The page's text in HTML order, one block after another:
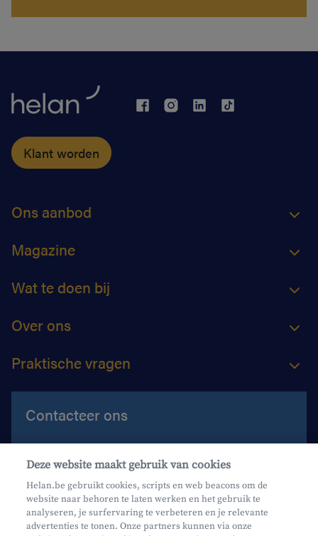
Klant worden
Ons aanbod
Magazine
Wat te doen bij
Over ons
Praktische vragen
Contacteer ons
Contacteer ons
Maak een afspraak
Waar vind je ons?
Deze website maakt gebruik van cookies
Helan.be gebruikt cookies, scripts en web beacons om de
website naar behoren te laten werken en het gebruik te
analyseren, je surfervaring te verbeteren en je relevante
advertenties te tonen. Onze partners kunnen via onze